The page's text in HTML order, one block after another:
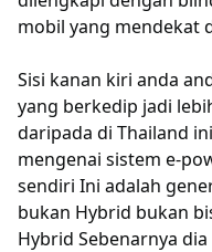
mobil yang mendekat
Sisi kanan kiri anda
yang berkedip jadi
daripada di Thailand
mengenai sistem e-
sendiri Ini adalah
bukan Hybrid bukan
Hybrid Sebenarnya dia